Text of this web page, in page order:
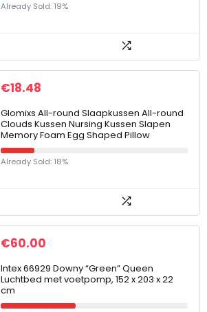
Already Sold: 19%
€18.48
Glomixs All-round Slaapkussen All-round
Clouds Kussen Nursing Kussen Slapen
Memory Foam Egg Shaped Pillow
Already Sold: 18%
€60.00
Intex 66929 Downy “Green” Queen
Luchtbed met voetpomp, 152 x 203 x 22
cm